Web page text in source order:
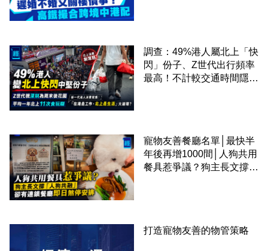
調查：49%港人屬北上「快
閃」份子、Z世代出行頻率
最高！不計較交通時間隱形
寵物友善餐廳名單│最快半
年後再增1000間│人狗共用
餐具惹爭議？狗主長文撐
打造寵物友善的物管策略